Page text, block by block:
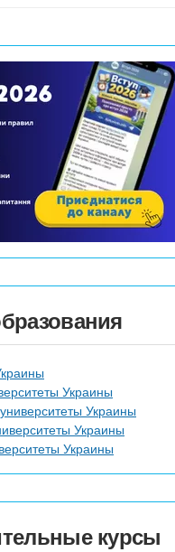
Украины
Украины
Украины
Украины
курсы